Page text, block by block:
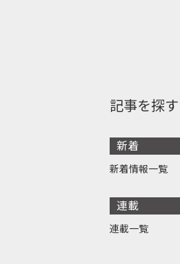
記事を探す
新着
新着情報一覧
連載
連載一覧